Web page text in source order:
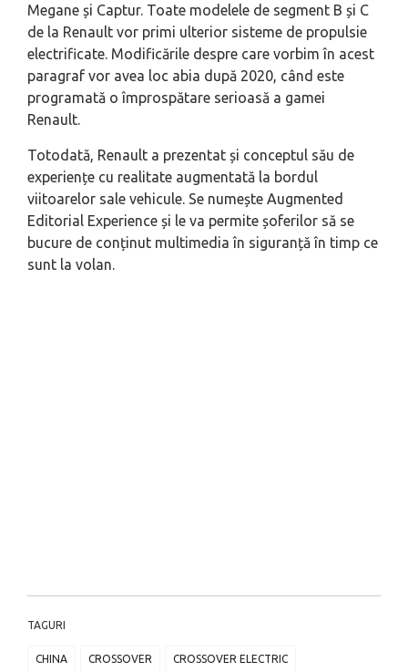
Megane și Captur. Toate modelele de segment B și C
de la Renault vor primi ulterior sisteme de propulsie
electrificate. Modificările despre care vorbim în acest
paragraf vor avea loc abia după 2020, când este
programată o împrospătare serioasă a gamei
Renault.
Totodată, Renault a prezentat și conceptul său de
experiențe cu realitate augmentată la bordul
viitoarelor sale vehicule. Se numește Augmented
Editorial Experience și le va permite șoferilor să se
bucure de conținut multimedia în siguranță în timp ce
sunt la volan.
TAGURI
CHINA CROSSOVER CROSSOVER ELECTRIC